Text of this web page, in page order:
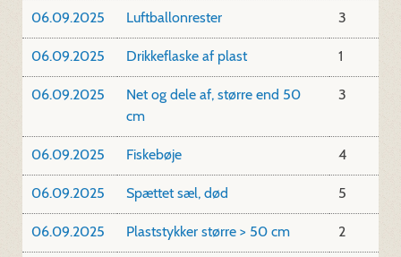
06.09.2025 Luftballonrester 3
06.09.2025 Drikkeflaske af plast 1
06.09.2025
Net og dele af, større end 50
cm
3
06.09.2025 Fiskebøje 4
06.09.2025 Spættet sæl, død 5
06.09.2025 Plaststykker større > 50 cm 2